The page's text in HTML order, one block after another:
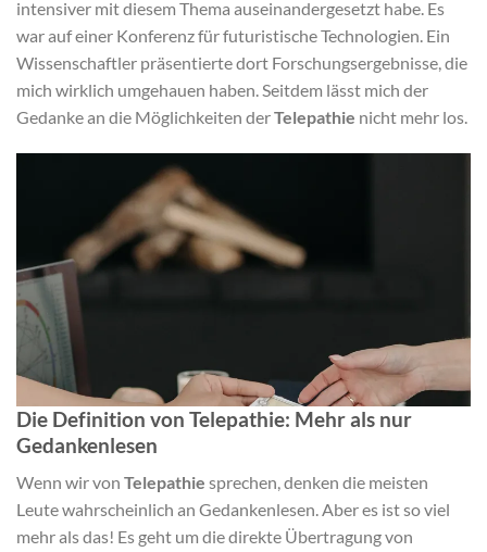
intensiver mit diesem Thema auseinandergesetzt habe. Es
war auf einer Konferenz für futuristische Technologien. Ein
Wissenschaftler präsentierte dort Forschungsergebnisse, die
mich wirklich umgehauen haben. Seitdem lässt mich der
Gedanke an die Möglichkeiten derTelepathie nicht mehr los.
Die Definition von Telepathie: Mehr als nur
Gedankenlesen
Wenn wir von Telepathie sprechen, denken die meisten
Leute wahrscheinlich an Gedankenlesen. Aber es ist so viel
mehr als das! Es geht um die direkte Übertragung von